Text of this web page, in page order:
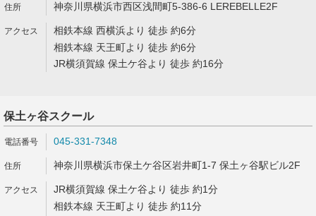
神奈川県横浜市西区浅間町5-386-6 LEREBELLE2F
相鉄本線 西横浜より 徒歩 約6分
相鉄本線 天王町より 徒歩 約6分
JR横須賀線 保土ケ谷より 徒歩 約16分
保土ヶ谷スクール
045-331-7348
神奈川県横浜市保土ケ谷区岩井町1-7 保土ヶ谷駅ビル2F
JR横須賀線 保土ケ谷より 徒歩 約1分
相鉄本線 天王町より 徒歩 約11分